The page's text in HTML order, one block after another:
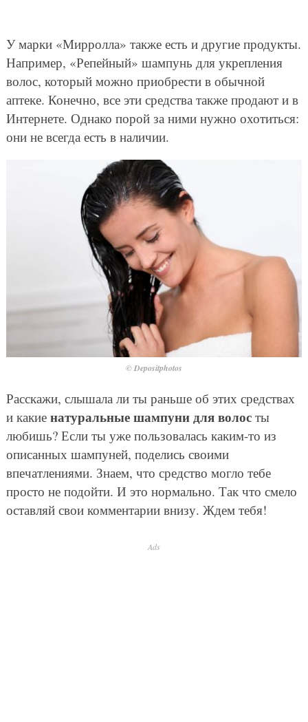
У марки «Мирролла» также есть и другие продукты.
Например, «Репейный» шампунь для укрепления
волос, который можно приобрести в обычной
аптеке. Конечно, все эти средства также продают и в
Интернете. Однако порой за ними нужно охотиться:
они не всегда есть в наличии.
© Depositphotos
Расскажи, слышала ли ты раньше об этих средствах
и какие натуральные шампуни для волосты
любишь? Если ты уже пользовалась каким-то из
описанных шампуней, поделись своими
впечатлениями. Знаем, что средство могло тебе
просто не подойти. И это нормально. Так что смело
оставляй свои комментарии внизу. Ждем тебя!
Ads